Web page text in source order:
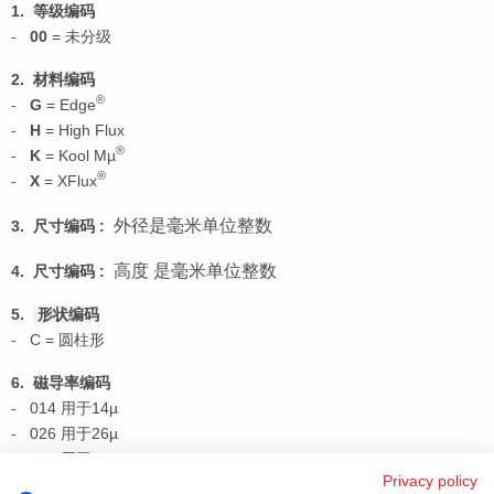
1. 等级编码
00 = 未分级
2. 材料编码
G = Edge®
H = High Flux
K = Kool Mµ®
X = XFlux®
3. 尺寸编码 : 外径是毫米单位整数
4. 尺寸编码 : 高度 是毫米单位整数
5.
形状编码
C = 圆柱形
6. 磁导率编码
014 用于14µ
026 用于26µ
040 用于40µ
Privacy policy